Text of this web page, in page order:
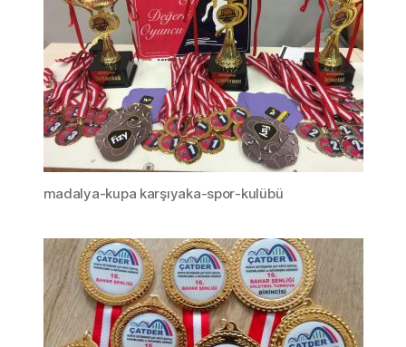
madalya-kupa karşıyaka-spor-kulübü